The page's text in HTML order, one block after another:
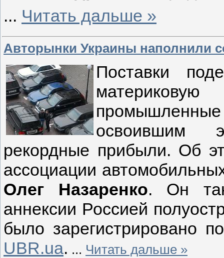
... Читать дальше »
Авторынки Украины наполнили
Поставки
освоившим
рекордные прибыли. Об
ассоциации
Олег Назаренко. Он
аннексии Россией
было зарегистрировано
UBR.ua. ... Читать дальше »